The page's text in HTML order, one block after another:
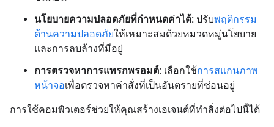
นโยบายความปลอดภัยที่กำหนดค่าได้: ปรับพฤติกรรม
ด้านความปลอดภัยให้เหมาะสมด้วยหมวดหมู่นโยบาย
และการลบล้างที่มีอยู่
การตรวจหาการแทรกพรอมต์: เลือกใช้การสแกนภาพ
หน้าจอเพื่อตรวจหาคำสั่งที่เป็นอันตรายที่ซ่อนอยู่
การใช้คอมพิวเตอร์ช่วยให้คุณสร้างเอเจนต์ที่ทำสิ่งต่อไปนี้ได้